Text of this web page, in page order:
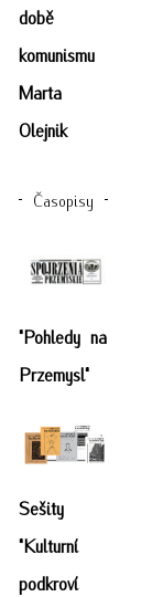
době
komunismu
Marta
Olejnik
Časopisy
"Pohledy na
Przemysl"
Sešity
"Kulturní
podkroví